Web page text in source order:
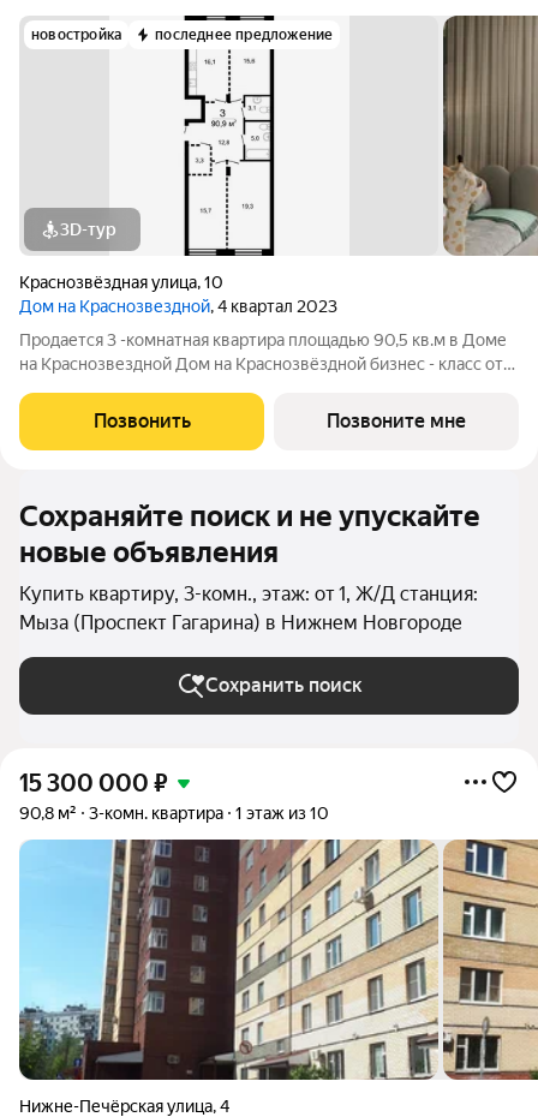
новостройка последнее предложение
3D-тур
Краснозвёздная улица,10
Дом на Краснозвездной, 4 квартал 2023
Продается 3 -комнатная квартира площадью 90,5 кв.м в Доме
на Краснозвездной Дом на Краснозвёздной бизнес - класс от
Огороженная территория двора с круглосуточным
видеонаблюдением. Подземный теплый
Позвонить Позвоните мне
Сохраняйте поиск и не упускайте
новые объявления
Купить квартиру, 3-комн., этаж: от 1, Ж/Д станция:
Мыза (Проспект Гагарина) в Нижнем Новгороде
Сохранить поиск
15 300 000 ₽
90,8 м² 3-комн. квартира 1 этаж из 10
Нижне-Печёрская улица,4